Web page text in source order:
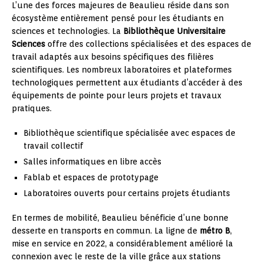
L’une des forces majeures de Beaulieu réside dans son
écosystème entièrement pensé pour les étudiants en
sciences et technologies. La Bibliothèque Universitaire
Sciences offre des collections spécialisées et des espaces de
travail adaptés aux besoins spécifiques des filières
scientifiques. Les nombreux laboratoires et plateformes
technologiques permettent aux étudiants d’accéder à des
équipements de pointe pour leurs projets et travaux
pratiques.
Bibliothèque scientifique spécialisée avec espaces de
travail collectif
Salles informatiques en libre accès
Fablab et espaces de prototypage
Laboratoires ouverts pour certains projets étudiants
En termes de mobilité, Beaulieu bénéficie d’une bonne
desserte en transports en commun. La ligne de métro B,
mise en service en 2022, a considérablement amélioré la
connexion avec le reste de la ville grâce aux stations